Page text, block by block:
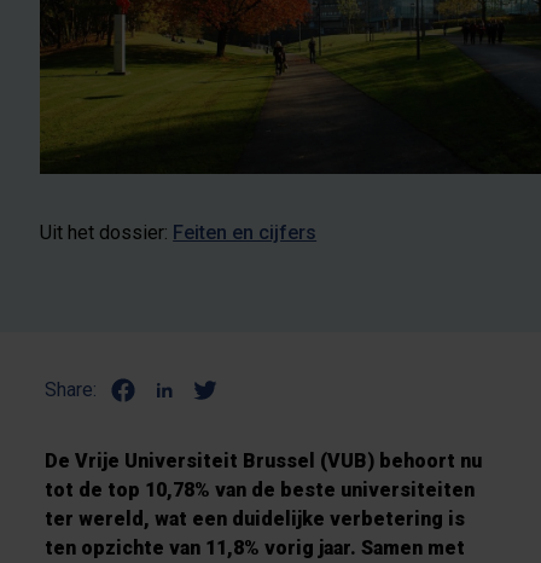
Uit het dossier: Feiten en cijfers
Share:
De Vrije Universiteit Brussel (VUB) behoort nu
tot de top 10,78% van de beste universiteiten
ter wereld, wat een duidelijke verbetering is
ten opzichte van 11,8% vorig jaar. Samen met